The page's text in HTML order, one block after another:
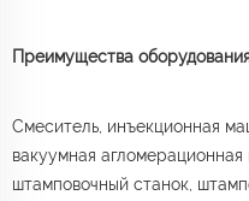
Преимущества
Смеситель, инъекционная
вакуумная
штамповочный станок,